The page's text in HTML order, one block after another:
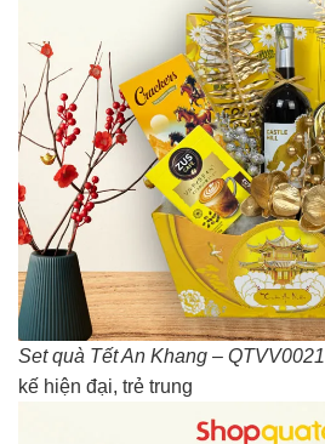
Set quà Tết An Khang – QTVV0021
kế hiện đại, trẻ trung